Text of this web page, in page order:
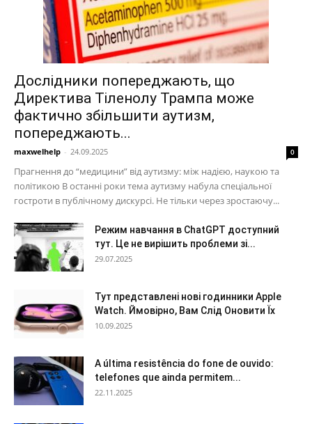
Дослідники попереджають, що
Директива Тіленолу Трампа може
фактично збільшити аутизм,
попереджають...
maxwelhelp - 24.09.2025 0
Прагнення до “медицини” від аутизму: між надією, наукою та
політикою В останні роки тема аутизму набула спеціальної
гостроти в публічному дискурсі. Не тільки через зростаючу...
Режим навчання в ChatGPT доступний
тут. Це не вирішить проблеми зі...
29.07.2025
Тут представлені нові годинники Apple
Watch. Ймовірно, Вам Слід Оновити Їх
10.09.2025
A última resistência do fone de ouvido:
telefones que ainda permitem...
22.11.2025